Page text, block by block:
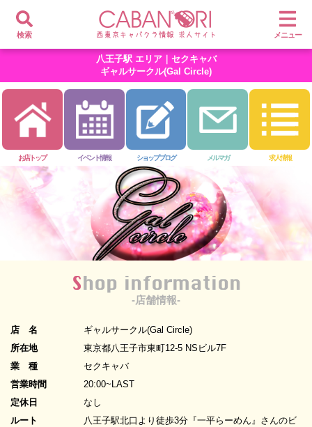
検索 メニュー
八王子駅 エリア｜セクキャバ
ギャルサークル(Gal Circle)
お店トップ イベント情報 ショップブログ メルマガ 求人情報
Shop information
-店舗情報-
店 名
ギャルサークル(Gal Circle)
所在地
東京都八王子市東町12-5 NSビル7F
業 種
セクキャバ
営業時間
20:00~LAST
定休日
なし
ルート
八王子駅北口より徒歩3分『一平らーめん』さんのビ